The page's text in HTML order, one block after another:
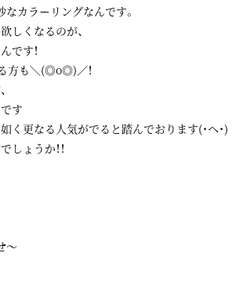
なカラーリングなんです。
しくなるのが、
です！
方も＼(◎o◎)／！
す
く更なる人気がでると踏んでおります(・へ・)
ょうか！！
～